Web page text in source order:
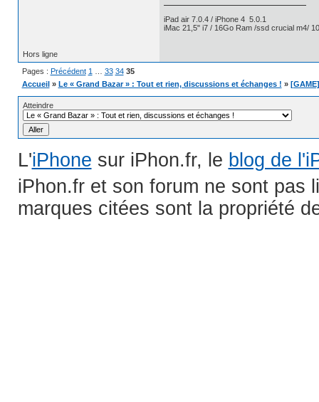
iPad air 7.0.4 / iPhone 4 5.0.1
iMac 21,5" i7 / 16Go Ram /ssd crucial m4/
Hors ligne
Pages : Précédent 1 33 34 35
Accueil » Le « Grand Bazar » : Tout et rien, discussions et échanges ! »
Atteindre
L'iPhone sur iPhon.fr, le blog de
iPhon.fr et son forum ne sont pas
marques citées sont la propriété